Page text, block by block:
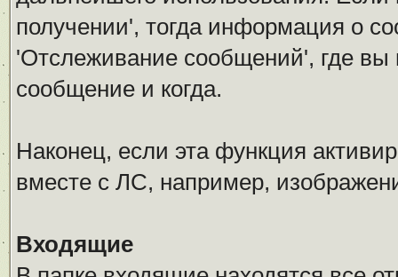
получении', тогда информация о
'Отслеживание сообщений', где
сообщение и когда.
Наконец, если эта функция
вместе с ЛС, например,
Входящие